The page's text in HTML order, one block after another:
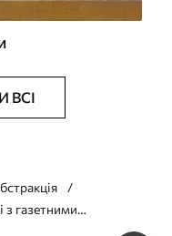
ВСІ
з газетними